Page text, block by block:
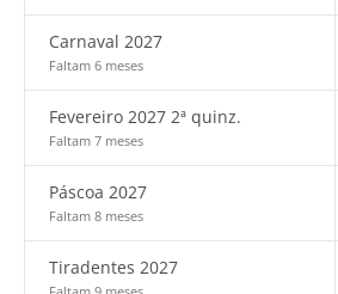
Carnaval 2027
Faltam 6 meses
Fevereiro 2027 2ª quinz.
Faltam 7 meses
Páscoa 2027
Faltam 8 meses
Tiradentes 2027